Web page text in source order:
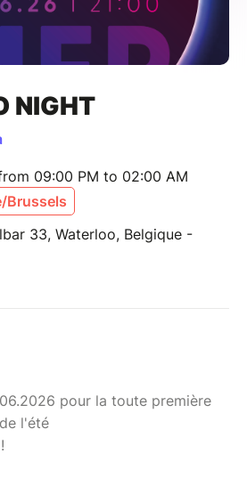
NIGHT
09:00 PM to 02:00 AM
Brussels
33, Waterloo, Belgique -
pour la toute première
l'été